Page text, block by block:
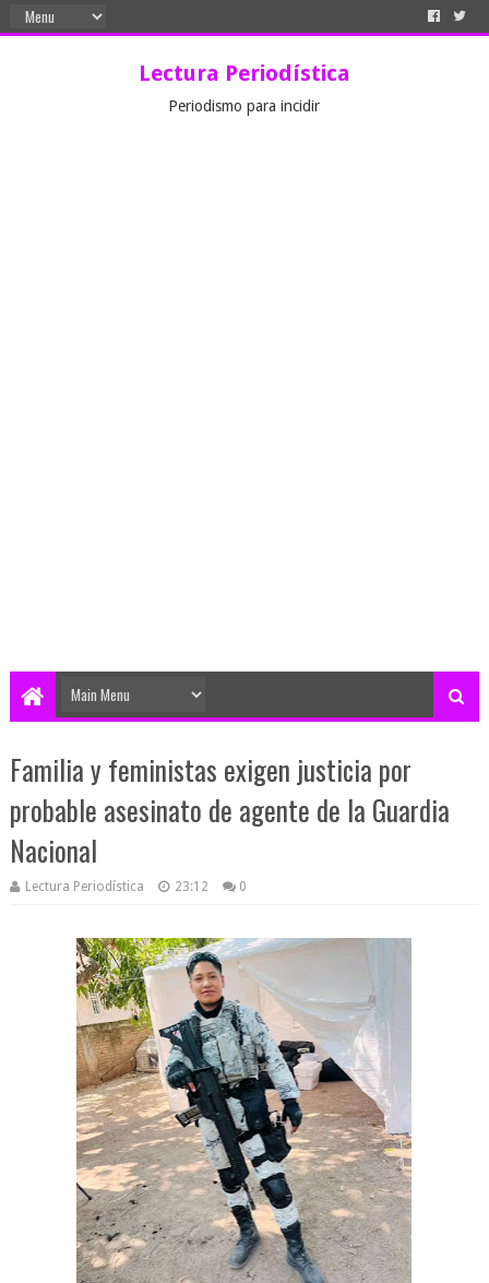
Lectura Periodística
Periodismo para incidir
Familia y feministas exigen justicia por
probable asesinato de agente de la Guardia
Nacional
Lectura Periodística 23:12 0